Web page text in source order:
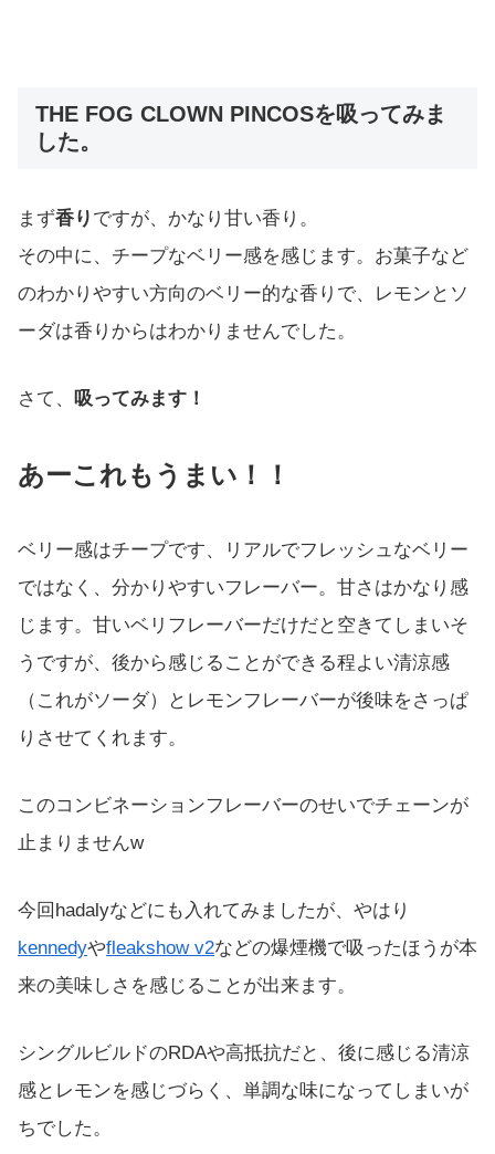
THE FOG CLOWN PINCOSを吸ってみま
した。
まず香り ですが、かなり甘い香り。
その中に、チープなベリー感を感じます。お菓子など
のわかりやすい方向のベリー的な香りで、レモンとソ
ーダは香りからはわかりませんでした。
さて、 吸ってみます！
あーこれもうまい！！
ベリー感はチープです、リアルでフレッシュなベリー
ではなく、分かりやすいフレーバー。甘さはかなり感
じます。甘いベリフレーバーだけだと空きてしまいそ
うですが、後から感じることができる程よい清涼感
（これがソーダ）とレモンフレーバーが後味をさっぱ
りさせてくれます。
このコンビネーションフレーバーのせいでチェーンが
止まりませんw
今回hadalyなどにも入れてみましたが、やはり
kennedyやfleakshow v2などの爆煙機で吸ったほうが本
来の美味しさを感じることが出来ます。
シングルビルドのRDAや高抵抗だと、後に感じる清涼
感とレモンを感じづらく、単調な味になってしまいが
ちでした。